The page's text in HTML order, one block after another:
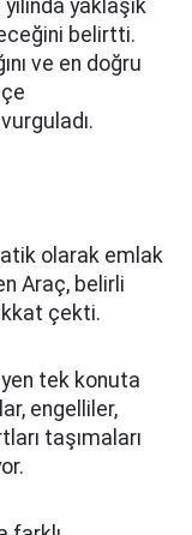
yaklaşık
belirtti.
ve en doğru
olarak emlak
Araç, belirli
çekti.
tek konuta
engelliler,
taşımaları